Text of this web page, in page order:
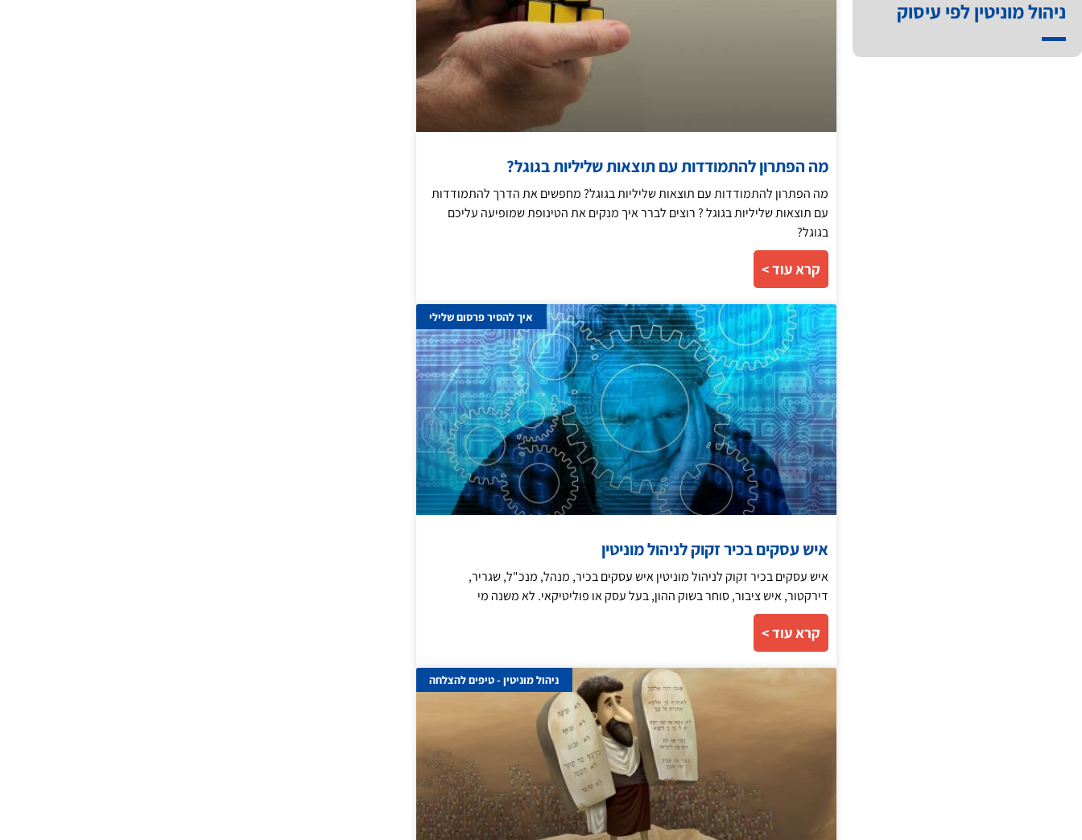
ניהול מוניטין לפי עיסוק
מה הפתרון להתמודדות עם תוצאות שליליות בגוגל?
מה הפתרון להתמודדות עם תוצאות שליליות בגוגל? מחפשים את הדרך להתמודדות
עם תוצאות שליליות בגוגל ? רוצים לברר איך מנקים את הטינופת שמופיעה עליכם
בגוגל?
קרא עוד >
איך להסיר פרסום שלילי
איש עסקים בכיר זקוק לניהול מוניטין
איש עסקים בכיר זקוק לניהול מוניטין איש עסקים בכיר, מנהל, מנכ"ל, שגריר,
דירקטור, איש ציבור, סוחר בשוק ההון, בעל עסק או פוליטיקאי. לא משנה מי
קרא עוד >
ניהול מוניטין - טיפים להצלחה